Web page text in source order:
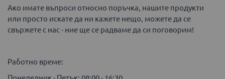
Ако имате въпроси относно поръчка, нашите продукти
или просто искате да ни кажете нещо, можете да се
свържете с нас - ние ще се радваме да си поговорим!
Работно време: